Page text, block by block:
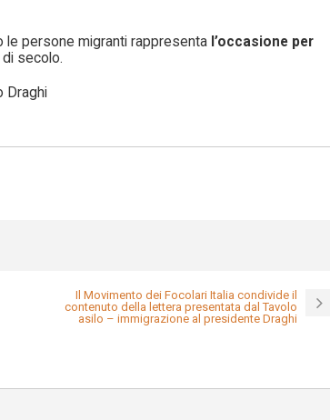
le persone migranti rappresenta l’occasione per
secolo.
Draghi
Il Movimento dei Focolari Italia condivide il
contenuto della lettera presentata dal Tavolo
asilo – immigrazione al presidente Draghi